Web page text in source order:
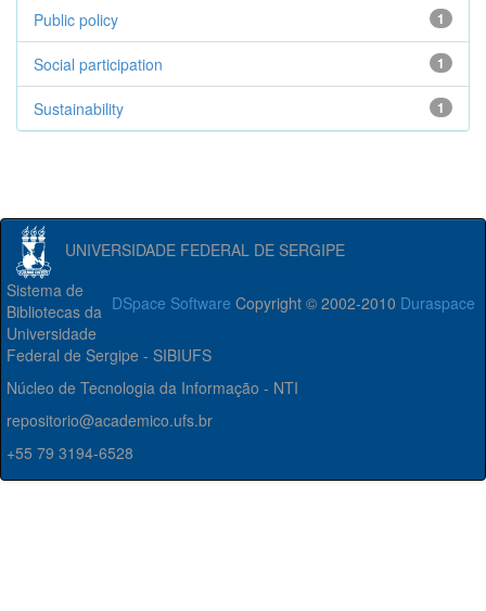
1
Public policy
1
Social participation
1
Sustainability
UNIVERSIDADE FEDERAL DE SERGIPE
DSpace Software Copyright © 2002-2010 Duraspace
Sistema de
Bibliotecas da
Universidade
Federal de Sergipe - SIBIUFS
Núcleo de Tecnologia da Informação - NTI
repositorio@academico.ufs.br
+55 79 3194-6528